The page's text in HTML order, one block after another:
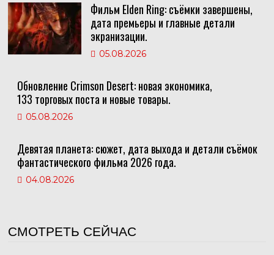
Фильм Elden Ring: съёмки завершены,
дата премьеры и главные детали
экранизации.
05.08.2026
Обновление Crimson Desert: новая экономика,
133 торговых поста и новые товары.
05.08.2026
Девятая планета: сюжет, дата выхода и детали съёмок
фантастического фильма 2026 года.
04.08.2026
СМОТРЕТЬ СЕЙЧАС